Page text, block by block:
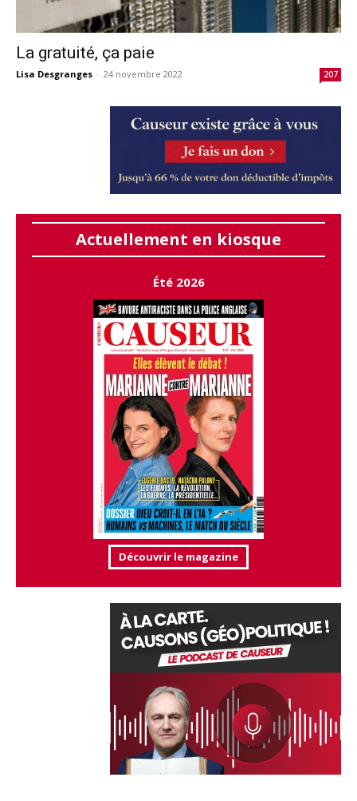
La gratuité, ça paie
Lisa Desgranges - 24 novembre 2022 207
Actuellement en kiosque
Été 2026
Découvrir le magazine